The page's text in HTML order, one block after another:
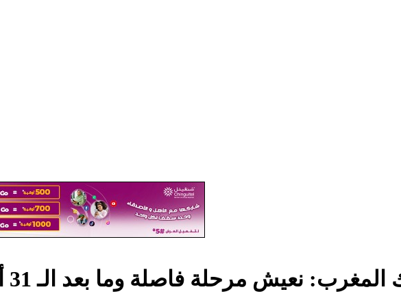
نعيش مرحلة فاصلة وما بعد الـ 31 أكتوبر لن يكون كما قبله